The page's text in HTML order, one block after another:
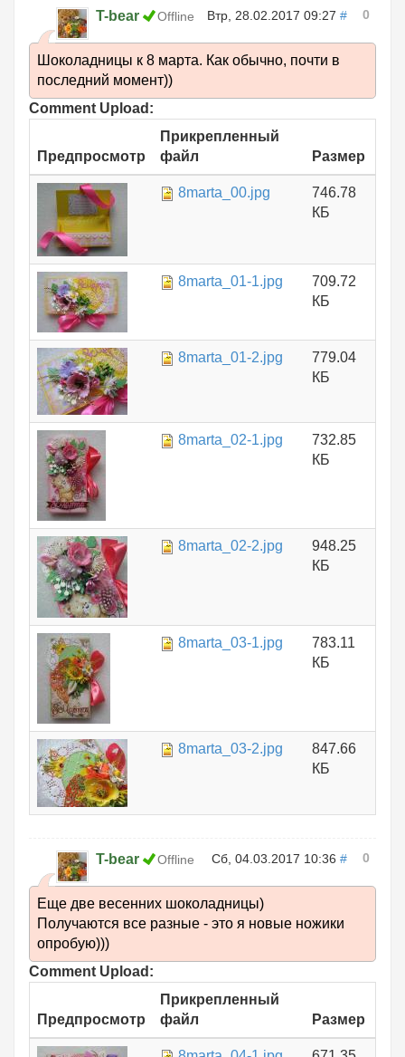
T-bear Offline Втр, 28.02.2017 09:27 # 0
Шоколадницы к 8 марта. Как обычно, почти в
последний момент))
Comment Upload:
Предпросмотр
Прикрепленный
файл
Размер
8marta_00.jpg
746.78
КБ
8marta_01-1.jpg
709.72
КБ
8marta_01-2.jpg
779.04
КБ
8marta_02-1.jpg
732.85
КБ
8marta_02-2.jpg
948.25
КБ
8marta_03-1.jpg
783.11
КБ
8marta_03-2.jpg
847.66
КБ
T-bear Offline Сб, 04.03.2017 10:36 # 0
Еще две весенних шоколадницы)
Получаются все разные - это я новые ножики
опробую)))
Comment Upload:
Предпросмотр
Прикрепленный
файл
Размер